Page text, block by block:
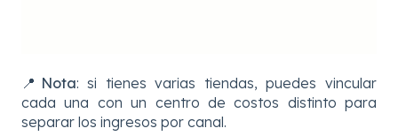
📍 Nota: si tienes varias tiendas, puedes vincular
cada una con un centro de costos distinto para
separar los ingresos por canal.